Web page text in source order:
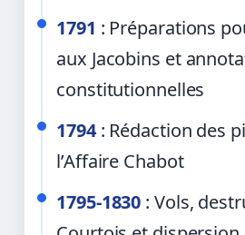
1791 : Préparations
aux Jacobins et
constitutionnelles
1794: Rédaction des
l’Affaire Chabot
1795-1830 : Vols,